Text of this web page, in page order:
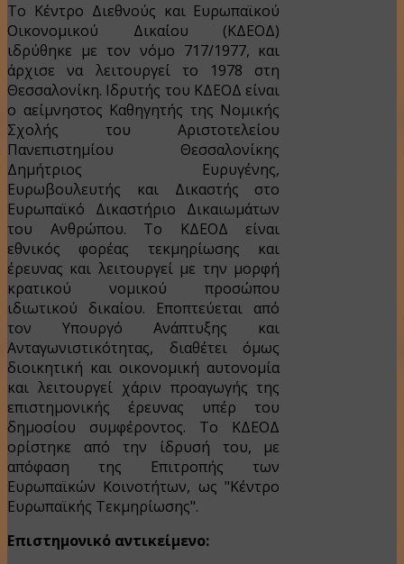
Το Κέντρο Διεθνούς και Ευρωπαϊκού
Οικονομικού Δικαίου (ΚΔΕΟΔ)
ιδρύθηκε με τον νόμο 717/1977, και
άρχισε να λειτουργεί το 1978 στη
Θεσσαλονίκη. Ιδρυτής του ΚΔΕΟΔ είναι
ο αείμνηστος Καθηγητής της Νομικής
Σχολής του Αριστοτελείου
Πανεπιστημίου Θεσσαλονίκης
Δημήτριος Ευρυγένης,
Ευρωβουλευτής και Δικαστής στο
Ευρωπαϊκό Δικαστήριο Δικαιωμάτων
του Ανθρώπου. Το ΚΔΕΟΔ είναι
εθνικός φορέας τεκμηρίωσης και
έρευνας και λειτουργεί με την μορφή
κρατικού νομικού προσώπου
ιδιωτικού δικαίου. Εποπτεύεται από
τον Υπουργό Ανάπτυξης και
Aνταγωνιστικότητας, διαθέτει όμως
διοικητική και οικονομική αυτονομία
και λειτουργεί χάριν προαγωγής της
επιστημονικής έρευνας υπέρ του
δημοσίου συμφέροντος. Το ΚΔΕΟΔ
ορίστηκε από την ίδρυσή του, με
απόφαση της Επιτροπής των
Ευρωπαϊκών Κοινοτήτων, ως "Κέντρο
Ευρωπαϊκής Τεκμηρίωσης".
Επιστημονικό αντικείμενο: